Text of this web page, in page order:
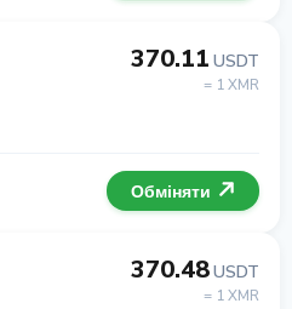
370.11 USDT
= 1 XMR
Обміняти
370.48USDT
= 1 XMR